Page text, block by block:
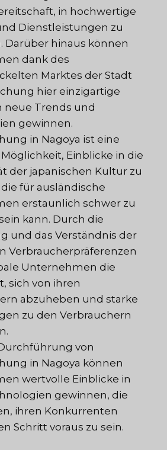
in hochwertige
Dienstleistungen zu
Darüber hinaus können
dank des
Marktes der Stadt
hier einzigartige
neue Trends und
gewinnen.
in Nagoya ist eine
Einblicke in die
der japanischen Kultur zu
für ausländische
erstaunlich schwer zu
kann. Durch die
und das Verständnis der
Verbraucherpräferenzen
Unternehmen die
sich von ihren
abzuheben und starke
zu den Verbrauchern
von
in Nagoya können
wertvolle Einblicke in
gewinnen, die
ihren Konkurrenten
Schritt voraus zu sein.